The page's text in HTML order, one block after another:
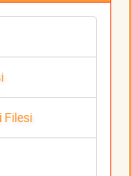
Filesi